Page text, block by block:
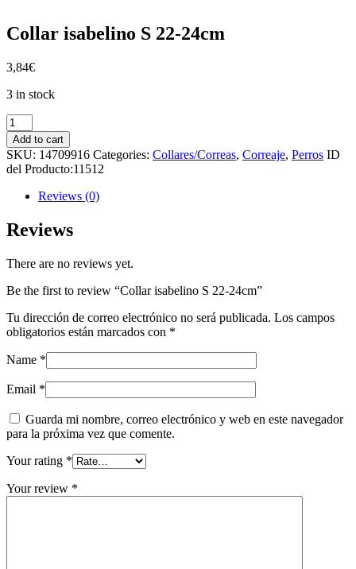
Collar isabelino S 22-24cm
3,84€
3 in stock
Collar
isabelino
S
22-
24cm
quantity
Add to cart
SKU: 14709916 Categories: Collares/Correas, Correaje, Perros ID
del Producto:11512
Reviews (0)
Reviews
There are no reviews yet.
Be the first to review “Collar isabelino S 22-24cm”
Tu dirección de correo electrónico no será publicada. Los campos
obligatorios están marcados con *
Name *
Email *
Guarda mi nombre, correo electrónico y web en este navegador
para la próxima vez que comente.
Your rating *
Your review *